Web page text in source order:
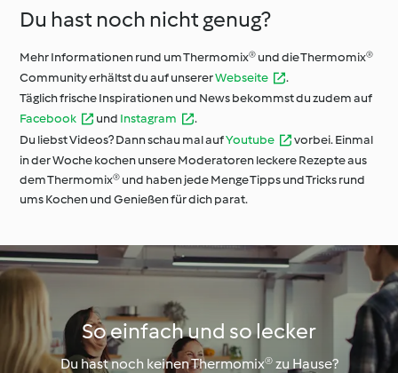
Du hast noch nicht genug?
Mehr Informationen rund um Thermomix® und die Thermomix®
Community erhältst du auf unsererWebseite
.
Täglich frische Inspirationen und News bekommst du zudem auf
Facebook
und Instagram
.
Du liebst Videos? Dann schau mal aufYoutube
vorbei. Einmal
in der Woche kochen unsere Moderatoren leckere Rezepte aus
dem Thermomix® und haben jede Menge Tipps und Tricks rund
ums Kochen und Genießen für dich parat.
So einfach und so lecker
Du hast noch keinen Thermomix® zu Hause?